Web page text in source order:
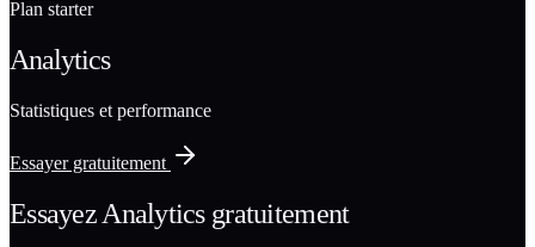
Plan starter
Analytics
Statistiques et performance
Essayer gratuitement
Essayez Analytics gratuitement